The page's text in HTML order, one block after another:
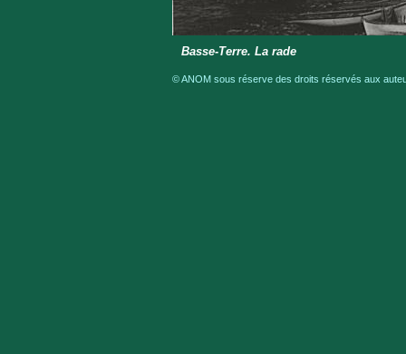
Basse-Terre. La rade
© ANOM sous réserve des droits réservés aux